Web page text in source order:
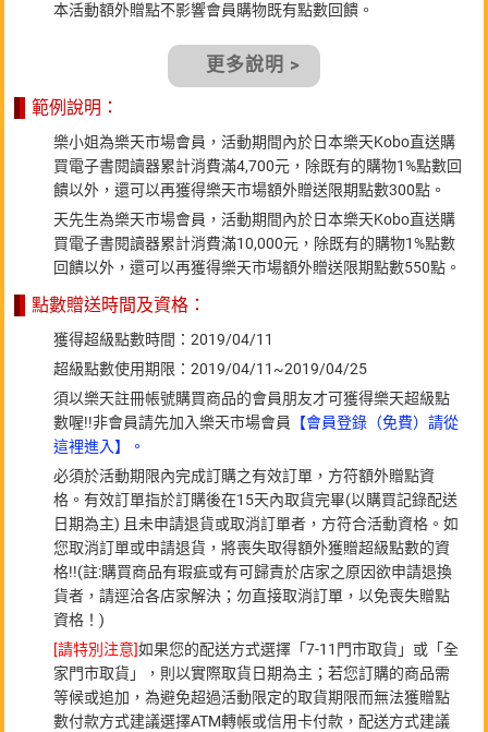
本活動額外贈點不影響會員購物既有點數回饋。
更多說明 >
範例說明：
樂小姐為樂天市場會員，活動期間內於日本樂天Kobo直送購
買電子書閱讀器累計消費滿4,700元，除既有的購物1%點數回
饋以外，還可以再獲得樂天市場額外贈送限期點數300點。
天先生為樂天市場會員，活動期間內於日本樂天Kobo直送購
買電子書閱讀器累計消費滿10,000元，除既有的購物1%點數
回饋以外，還可以再獲得樂天市場額外贈送限期點數550點。
點數贈送時間及資格：
獲得超級點數時間：2019/04/11
超級點數使用期限：2019/04/11~2019/04/25
須以樂天註冊帳號購買商品的會員朋友才可獲得樂天超級點
數喔!!非會員請先加入樂天市場會員
【會員登錄（免費）請從
這裡進入】。
必須於活動期限內完成訂購之有效訂單，方符額外贈點資
格。有效訂單指於訂購後在15天內取貨完畢(以購買記錄配送
日期為主) 且未申請退貨或取消訂單者，方符合活動資格。如
您取消訂單或申請退貨，將喪失取得額外獲贈超級點數的資
格!!(註:購買商品有瑕疵或有可歸責於店家之原因欲申請退換
貨者，請逕洽各店家解決；勿直接取消訂單，以免喪失贈點
資格！)
[請特別注意]如果您的配送方式選擇「7-11門市取貨」或「全
家門市取貨」，則以實際取貨日期為主；若您訂購的商品需
等候或追加，為避免超過活動限定的取貨期限而無法獲贈點
數付款方式建議選擇ATM轉帳或信用卡付款，配送方式建議